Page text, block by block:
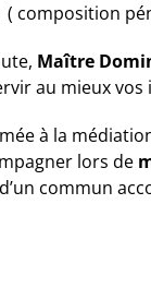
( composition
Maître
au mieux vos
à la
lors de
commun